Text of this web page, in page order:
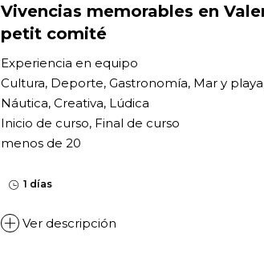
Vivencias memorables en
petit comité
Experiencia en equipo
Cultura, Deporte, Gastronomía, Mar y
Náutica, Creativa, Lúdica
Inicio de curso, Final de curso
menos de 20
1 días
Ver descripción